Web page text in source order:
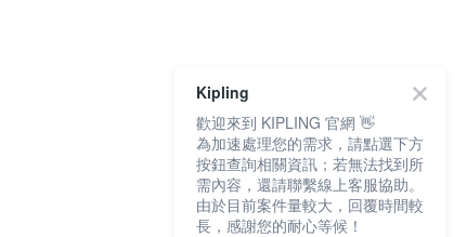
Kipling
歡迎來到 KIPLING 官網 👋
為加速處理您的需求，請點選下方
按鈕查詢相關資訊；若無法找到所
需內容，還請聯繫線上客服協助。
由於目前案件量較大，回覆時間較
長，感謝您的耐心等候！